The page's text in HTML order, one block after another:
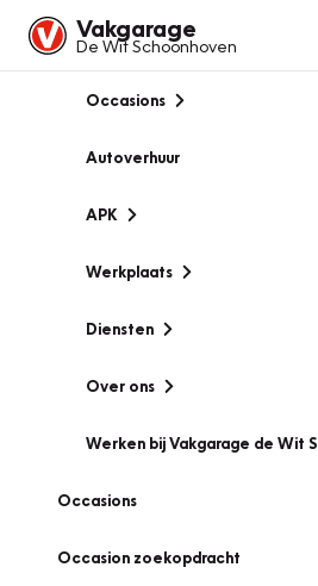
Vakgarage
De Wit Schoonhoven
Occasions
Autoverhuur
APK
Werkplaats
Diensten
Over ons
Werken bij Vakgarage de Wit
Occasions
Occasion zoekopdracht